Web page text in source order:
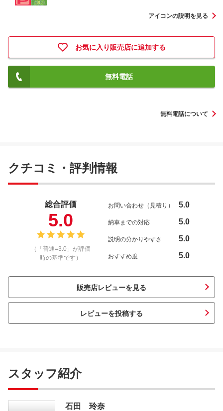
アイコンの説明を見る
お気に入り販売店に追加する
無料電話
無料電話について
クチコミ・評判情報
総合評価
5.0
（「普通=3.0」が評価
時の基準です）
お問い合わせ（見積り） 5.0
納車までの対応 5.0
説明の分かりやすさ 5.0
おすすめ度 5.0
販売店レビューを見る
レビューを投稿する
スタッフ紹介
石田 玲奈